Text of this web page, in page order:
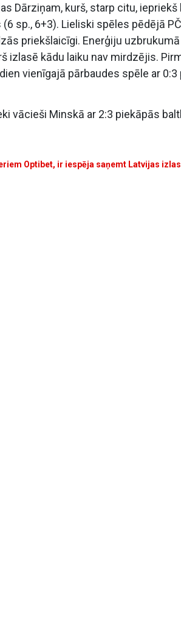
Dārziņam, kurš, starp citu,
sp., 6+3). Lieliski spēles pēdējā
priekšlaicīgi. Enerģiju
izlasē kādu laiku nav mirdzējis.
vienīgajā pārbaudes spēle ar 0:3
vācieši Minskā ar 2:3 piekāpās
Optibet, ir iespēja saņemt Latvijas